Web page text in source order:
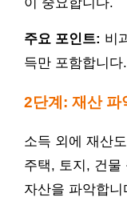
주요 포인트: 비
득만 포함합니다.
2단계: 재산 파
소득 외에 재산
주택, 토지, 건물
자산을 파악합